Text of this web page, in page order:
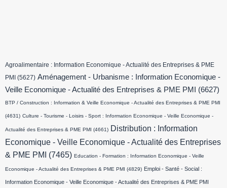
Agroalimentaire : Information Economique - Actualité des Entreprises & PME
PMI (5627) Aménagement - Urbanisme : Information Economique -
Veille Economique - Actualité des Entreprises & PME PMI
(6627)
BTP / Construction : Information & Veille Economique - Actualité des Entreprises & PME PMI
(4631) Culture - Tourisme - Loisirs - Sport : Information Economique - Veille Economique -
Actualité des Entreprises & PME PMI (4661) Distribution : Information
Economique - Veille Economique - Actualité des Entreprises
& PME PMI
(7465) Education - Formation : Information Economique - Veille
Economique - Actualité des Entreprises & PME PMI (4829) Emploi - Santé - Social :
Information Economique - Veille Economique - Actualité des Entreprises & PME PMI